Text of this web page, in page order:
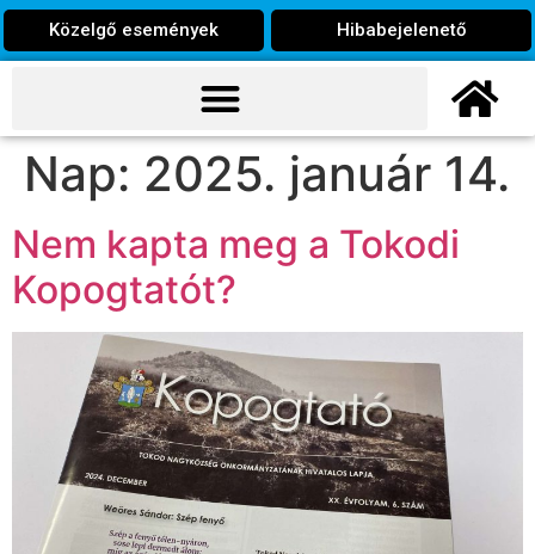
Közelgő események Hibabejelenető
Nap: 2025. január 14.
Nem kapta meg a Tokodi
Kopogtatót?